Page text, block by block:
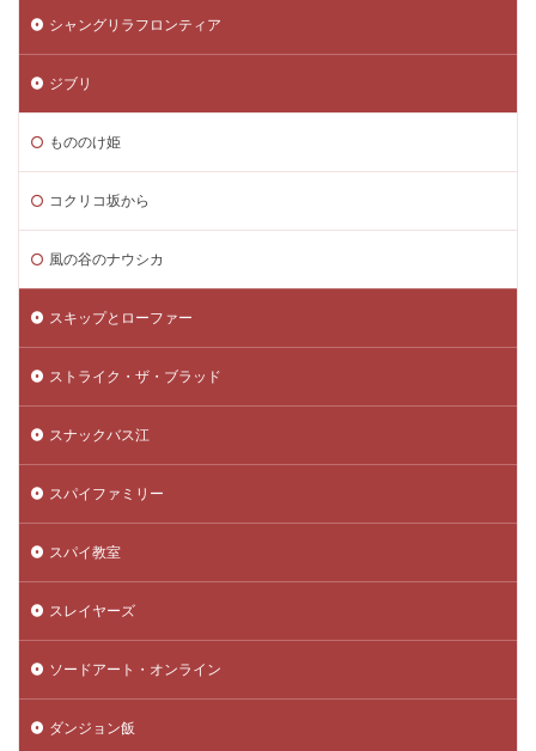
シャングリラフロンティア
ジブリ
もののけ姫
コクリコ坂から
風の谷のナウシカ
スキップとローファー
ストライク・ザ・ブラッド
スナックバス江
スパイファミリー
スパイ教室
スレイヤーズ
ソードアート・オンライン
ダンジョン飯